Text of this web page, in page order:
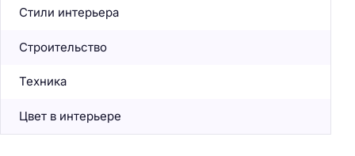
Стили интерьера
Строительство
Техника
Цвет в интерьере